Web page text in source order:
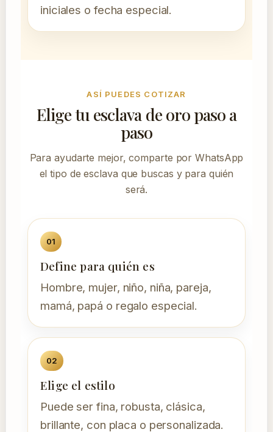
iniciales o fecha especial.
ASÍ PUEDES COTIZAR
Elige tu esclava de oro paso a
paso
Para ayudarte mejor, comparte por WhatsApp
el tipo de esclava que buscas y para quién
será.
Define para quién es
Hombre, mujer, niño, niña, pareja,
mamá, papá o regalo especial.
Elige el estilo
Puede ser fina, robusta, clásica,
brillante, con placa o personalizada.